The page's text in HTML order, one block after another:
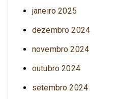
janeiro 2025
dezembro 2024
novembro 2024
outubro 2024
setembro 2024